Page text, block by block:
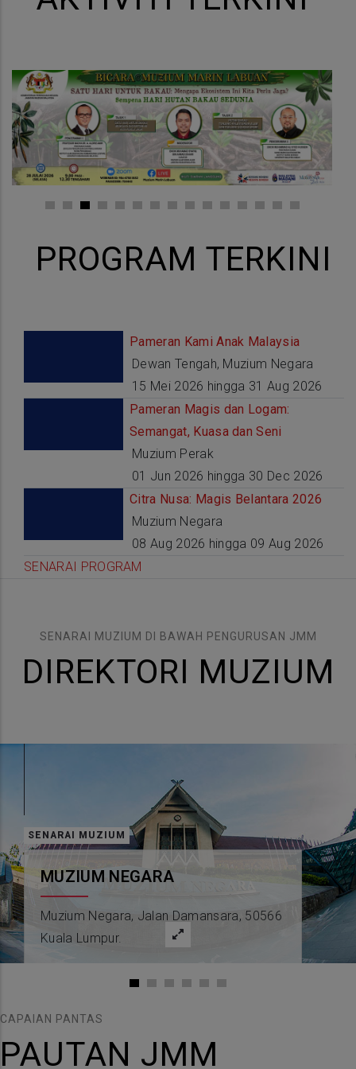
PROGRAM TERKINI
Pameran Kami Anak Malaysia
Dewan Tengah, Muzium Negara
15 Mei 2026 hingga 31 Aug 2026
Pameran Magis dan Logam:
Semangat, Kuasa dan Seni
Muzium Perak
01 Jun 2026 hingga 30 Dec 2026
Citra Nusa: Magis Belantara 2026
Muzium Negara
08 Aug 2026 hingga 09 Aug 2026
SENARAI PROGRAM
SENARAI MUZIUM DI BAWAH PENGURUSAN JMM
DIREKTORI MUZIUM
SENARAI MUZIUM
MUZIUM NEGARA
Muzium Negara, Jalan Damansara, 50566
Kuala Lumpur.
CAPAIAN PANTAS
PAUTAN JMM